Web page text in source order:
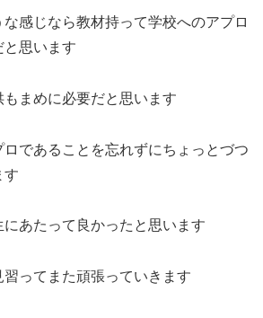
感じなら教材持って学校へのアプロ
と思います
まめに必要だと思います
であることを忘れずにちょっとづつ
す
あたって良かったと思います
ってまた頑張っていきます